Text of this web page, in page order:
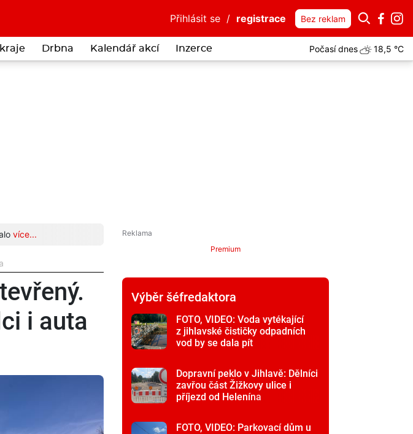
Přihlásit se / registrace Bez reklam
Drbna Kalendář akcí Inzerce Počasí dnes 18,5 °C
více... Cizinka tiše sténala na čerpací stanici u dálnice. Pomohli jí policisté z
i auta
Premium
Výběr šéfredaktora
FOTO, VIDEO: Voda vytékající
z jihlavské čističky odpadních
vod by se dala pít
Dopravní peklo v Jihlavě: Dělníci
zavřou část Žižkovy ulice i
příjezd od Helenína
FOTO, VIDEO: Parkovací dům u